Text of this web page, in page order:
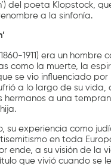
del poeta Klopstock,
a la sinfonía.
1911) era un hombre
como la muerte, la
se vio influenciado por
a lo largo de su vida,
hermanos a una
su experiencia como
en toda
ende, a su visión de la
que vivió cuando se